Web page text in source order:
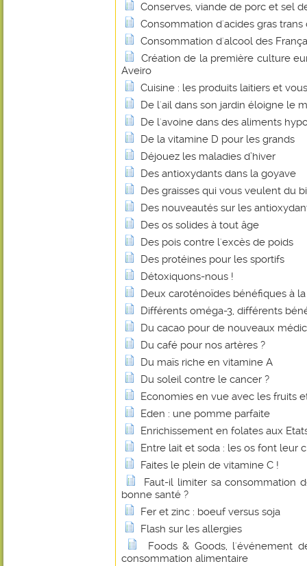
Conserves, viande de porc et sel
Consommation d'acides gras
Consommation d'alcool des
Création de la première culture
Aveiro
Cuisine : les produits laitiers et vous
De l'ail dans son jardin éloigne le
De l'avoine dans des aliments
De la vitamine D pour les grands
Déjouez les maladies d’hiver
Des antioxydants dans la goyave
Des graisses qui vous veulent du
Des nouveautés sur les
Des os solides à tout âge
Des pois contre l'excès de poids
Des protéines pour les sportifs
Détoxiquons-nous !
Deux caroténoïdes bénéfiques à
Différents oméga-3, différents
Du cacao pour de nouveaux
Du café pour nos artères ?
Du maïs riche en vitamine A
Du soleil contre le cancer ?
Economies en vue avec les fruits
Eden : une pomme parfaite
Enrichissement en folates aux
Entre lait et soda : les os font leur
Faites le plein de vitamine C !
Faut-il limiter sa consommation
bonne santé ?
Fer et zinc : boeuf versus soja
Flash sur les allergies
Foods & Goods, l'événement
consommation alimentaire